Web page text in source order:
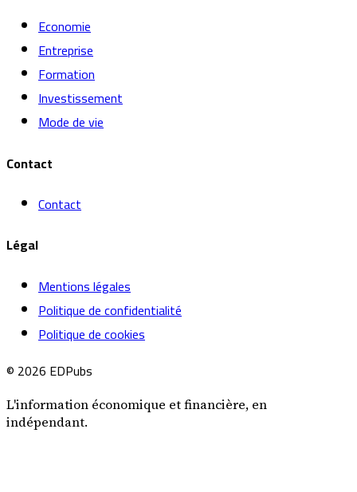
Economie
Entreprise
Formation
Investissement
Mode de vie
Contact
Contact
Légal
Mentions légales
Politique de confidentialité
Politique de cookies
© 2026 EDPubs
L'information économique et financière, en
indépendant.